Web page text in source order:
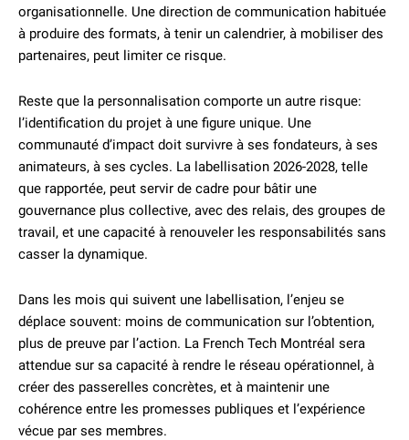
organisationnelle. Une direction de communication habituée
à produire des formats, à tenir un calendrier, à mobiliser des
partenaires, peut limiter ce risque.
Reste que la personnalisation comporte un autre risque:
l’identification du projet à une figure unique. Une
communauté d’impact doit survivre à ses fondateurs, à ses
animateurs, à ses cycles. La labellisation 2026-2028, telle
que rapportée, peut servir de cadre pour bâtir une
gouvernance plus collective, avec des relais, des groupes de
travail, et une capacité à renouveler les responsabilités sans
casser la dynamique.
Dans les mois qui suivent une labellisation, l’enjeu se
déplace souvent: moins de communication sur l’obtention,
plus de preuve par l’action. La French Tech Montréal sera
attendue sur sa capacité à rendre le réseau opérationnel, à
créer des passerelles concrètes, et à maintenir une
cohérence entre les promesses publiques et l’expérience
vécue par ses membres.